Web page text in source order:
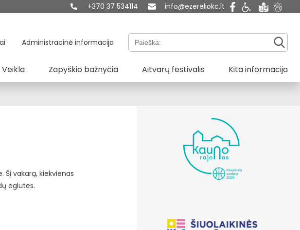
+370 37 534114 info@ezereliokc.lt
Administracinė informacija Paieška:
Veikla Zapyškio bažnyčia Aitvarų festivalis Kita informacija
vakarą, kiekvienas
eglutes.